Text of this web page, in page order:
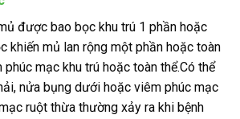
được bao bọc khu trú 1 phần hoặc
khiến mủ lan rộng một phần hoặc toàn
mạc khu trú hoặc toàn thể.Có thể
nửa bụng dưới hoặc viêm phúc mạc
ruột thừa thường xảy ra khi bệnh